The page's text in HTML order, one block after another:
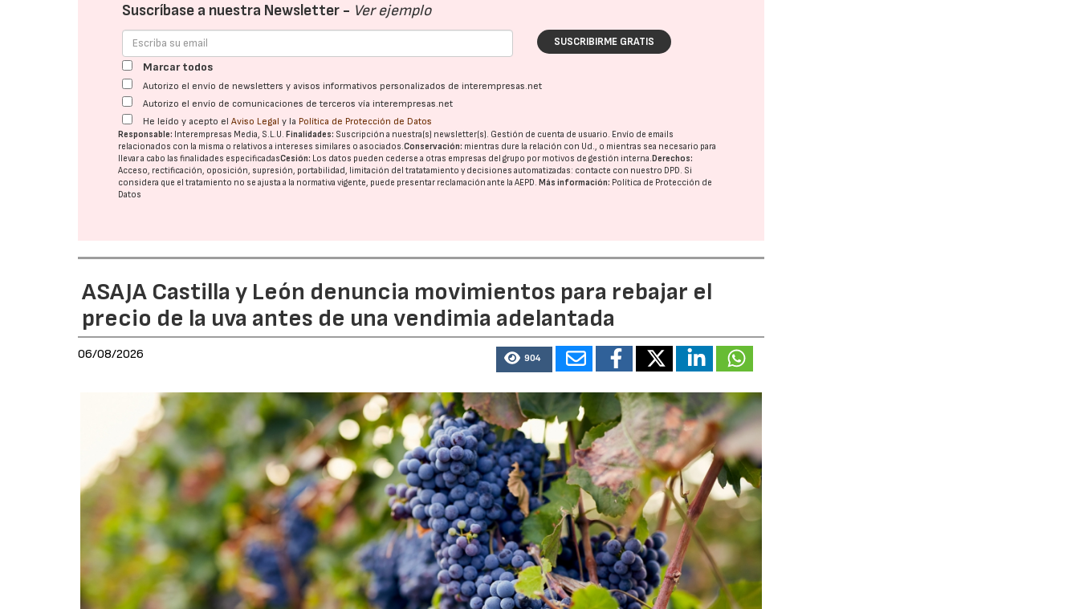
Suscríbase a nuestra Newsletter - Ver ejemplo
SUSCRIBIRME GRATIS
Marcar todos
Autorizo el envío de newsletters y avisos informativos personalizados de interempresas.net
Autorizo el envío de comunicaciones de terceros vía interempresas.net
He leído y acepto elAviso Legal y la Política de Protección de Datos
Responsable: Interempresas Media, S.L.U.Finalidades: Suscripción a nuestra(s) newsletter(s). Gestión de cuenta de usuario. Envío de emails
relacionados con la misma o relativos a intereses similares o asociados.Conservación: mientras dure la relación con Ud., o mientras sea necesario para
llevar a cabo las finalidades especificadasCesión: Los datos pueden cederse a otras empresas del grupo por motivos de gestión interna.Derechos:
Acceso, rectificación, oposición, supresión, portabilidad, limitación del tratatamiento y decisiones automatizadas: contacte con nuestro DPD. Si
considera que el tratamiento no se ajusta a la normativa vigente, puede presentar reclamación ante laAEPD.Más información: Política de Protección de
Datos
ASAJA Castilla y León denuncia movimientos para rebajar el
precio de la uva antes de una vendimia adelantada
06/08/2026 904